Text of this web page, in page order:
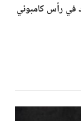
في رأس كامبوني